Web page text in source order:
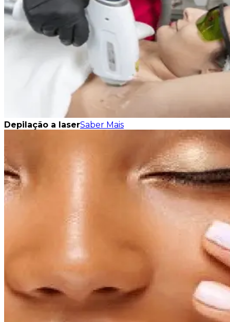
Depilação a laserSaber Mais